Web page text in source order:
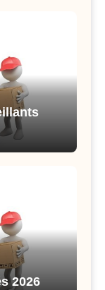
2026